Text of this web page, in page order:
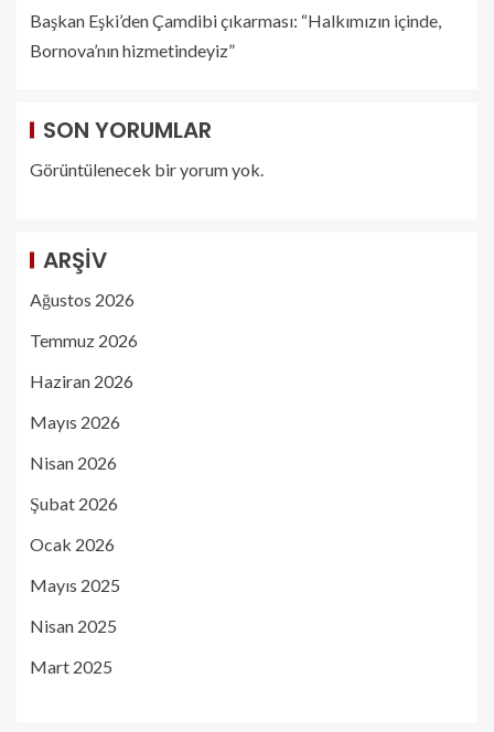
Başkan Eşki’den Çamdibi çıkarması: “Halkımızın içinde,
Bornova’nın hizmetindeyiz”
SON YORUMLAR
Görüntülenecek bir yorum yok.
ARŞIV
Ağustos 2026
Temmuz 2026
Haziran 2026
Mayıs 2026
Nisan 2026
Şubat 2026
Ocak 2026
Mayıs 2025
Nisan 2025
Mart 2025